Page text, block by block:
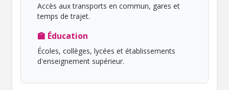
Accès aux transports en commun, gares et
temps de trajet.
🏫 Éducation
Écoles, collèges, lycées et établissements
d'enseignement supérieur.